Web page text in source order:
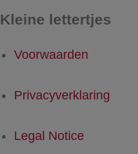
Kleine lettertjes
Voorwaarden
Privacyverklaring
Legal Notice